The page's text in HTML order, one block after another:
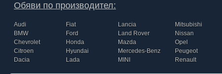
Обяви по производител:
Audi
BMW
Chevrolet
Citroen
Dacia
Fiat
Ford
Honda
Hyundai
Lada
Lancia
Land Rover
Mazda
Mercedes-Benz
MINI
Mitsubishi
Nissan
Opel
Peugeot
Renault